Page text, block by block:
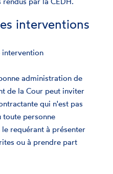
interventions
intervention
administration de
de la Cour peut inviter
qui n'est pas
toute personne
requérant à présenter
ou à prendre part